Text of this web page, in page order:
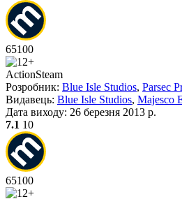
65100
ActionSteam
Розробник: Blue Isle Studios, Parsec
Видавець: Blue Isle Studios, Majesco
Дата виходу: 26 березня 2013 р.
7.1 10
65100